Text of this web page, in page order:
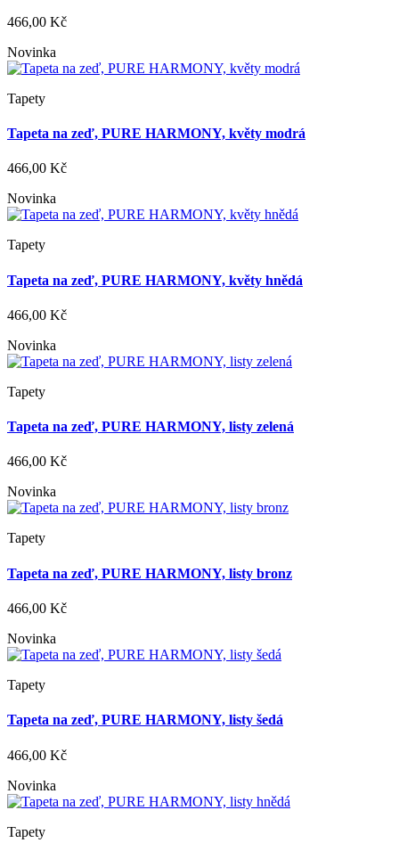
466,00 Kč
Novinka
Tapety
Tapeta na zeď, PURE HARMONY, květy modrá
466,00 Kč
Novinka
Tapety
Tapeta na zeď, PURE HARMONY, květy hnědá
466,00 Kč
Novinka
Tapety
Tapeta na zeď, PURE HARMONY, listy zelená
466,00 Kč
Novinka
Tapety
Tapeta na zeď, PURE HARMONY, listy bronz
466,00 Kč
Novinka
Tapety
Tapeta na zeď, PURE HARMONY, listy šedá
466,00 Kč
Novinka
Tapety